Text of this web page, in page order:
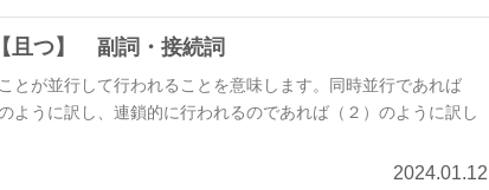
且つ】 副詞・接続詞
とが並行して行われることを意味します。同時並行であれば
のように訳し、連鎖的に行われるのであれば（２）のように訳し
2024.01.12